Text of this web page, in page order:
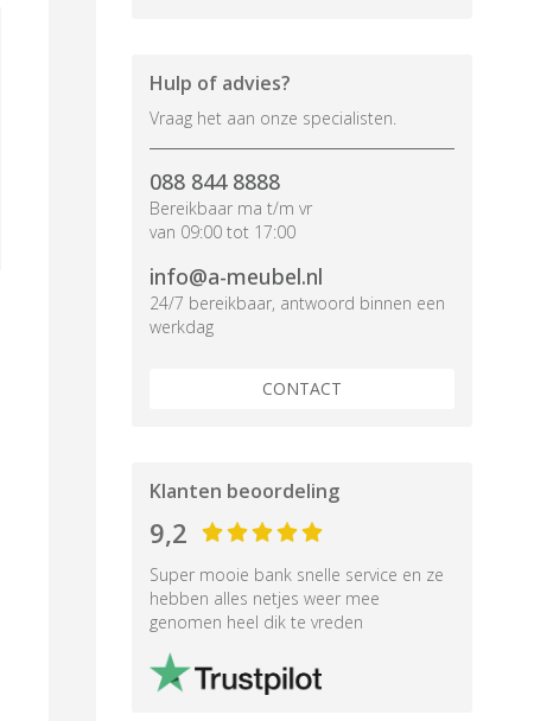
Hulp of advies?
Vraag het aan onze specialisten.
088 844 8888
Bereikbaar ma t/m vr
van 09:00 tot 17:00
info@a-meubel.nl
24/7 bereikbaar, antwoord binnen een
werkdag
CONTACT
Klanten beoordeling
9,2
Super mooie bank snelle service en ze
hebben alles netjes weer mee
genomen heel dik te vreden